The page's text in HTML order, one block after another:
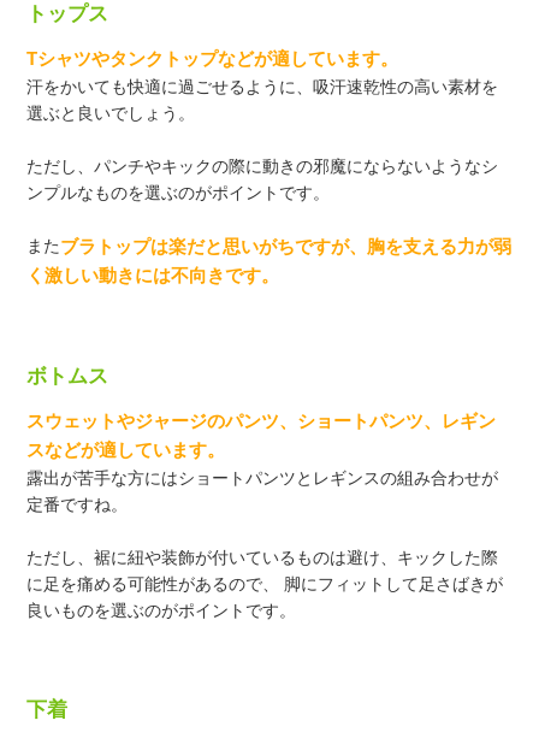
トップス
Tシャツやタンクトップなどが適しています。
汗をかいても快適に過ごせるように、吸汗速乾性の高い素材を
選ぶと良いでしょう。
ただし、パンチやキックの際に動きの邪魔にならないようなシ
ンプルなものを選ぶのがポイントです。
またブラトップは楽だと思いがちですが、胸を支える力が弱
く激しい動きには不向きです。
ボトムス
スウェットやジャージのパンツ、ショートパンツ、レギン
スなどが適しています。
露出が苦手な方にはショートパンツとレギンスの組み合わせが
定番ですね。
ただし、裾に紐や装飾が付いているものは避け、キックした際
に足を痛める可能性があるので、
脚にフィットして足さばきが
良いものを選ぶのがポイントです。
下着